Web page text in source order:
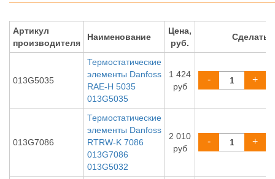
Артикул
производителя
Наименование
Цена,
руб.
Сделать
013G5035
Термостатические
элементы Danfoss
RAE-H 5035
013G5035
1 424
руб
- +
013G7086
Термостатические
элементы Danfoss
RTRW-K 7086
013G7086
013G5032
2 010
руб
- +